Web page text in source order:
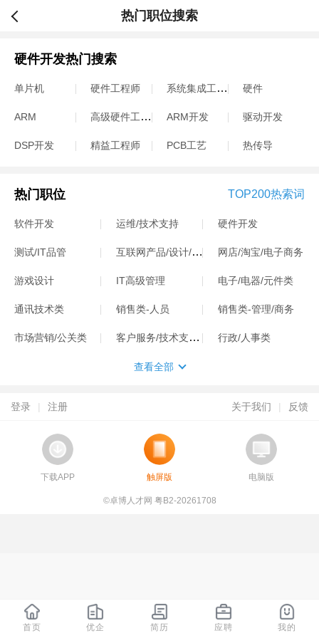
热门职位搜索
硬件开发热门搜索
单片机 硬件工程师 系统集成工程师 硬件
ARM 高级硬件工程师 ARM开发 驱动开发
DSP开发 精益工程师 PCB工艺 热传导
热门职位 TOP200热索词
软件开发 运维/技术支持 硬件开发
测试/IT品管 互联网产品/设计/运营 网店/淘宝/电子商务
游戏设计 IT高级管理 电子/电器/元件类
通讯技术类 销售类-人员 销售类-管理/商务
市场营销/公关类 客户服务/技术支持类 行政/人事类
查看全部
登录 | 注册 关于我们 | 反馈
下载APP 触屏版 电脑版
©卓博人才网 粤B2-20261708
首页 优企 简历 应聘 我的